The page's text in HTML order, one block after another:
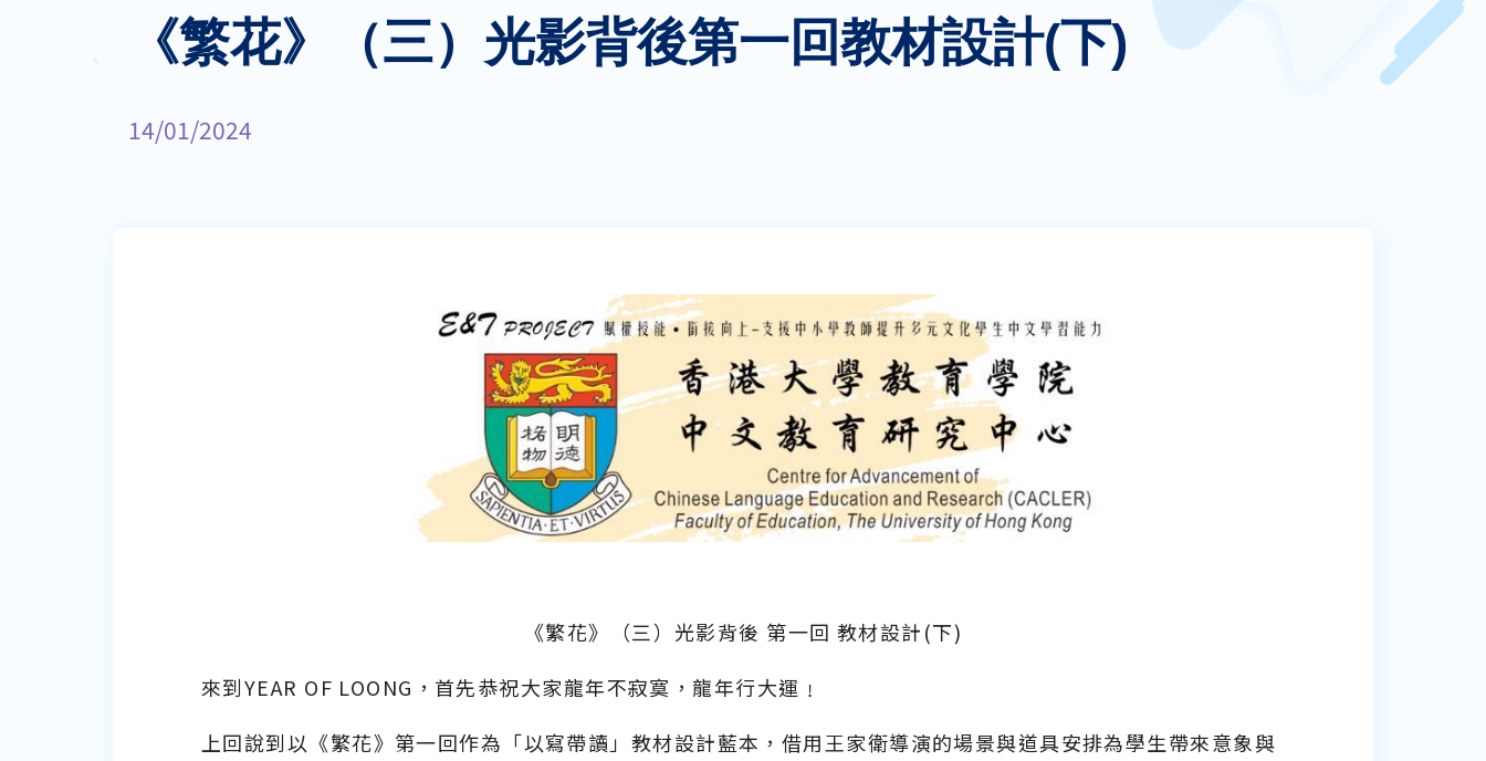
計劃活動與發展 説話教學資源
《繁花》（三）光影背後第一回教材設計(下)
14/01/2024
《繁花》（三）光影背後 第一回 教材設計(下)
來到YEAR OF LOONG，首先恭祝大家龍年不寂寞，龍年行大運﹗
上回說到以《繁花》第一回作為「以寫帶讀」教材設計藍本，借用王家衛導演的場景與道具安排為學生帶來意象與